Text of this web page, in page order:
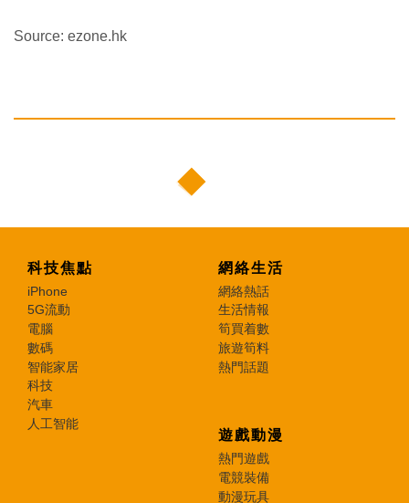
Source: ezone.hk
科技焦點
iPhone
5G流動
電腦
數碼
智能家居
科技
汽車
人工智能
網絡生活
網絡熱話
生活情報
筍買着數
旅遊筍料
熱門話題
遊戲動漫
熱門遊戲
電競裝備
動漫玩具